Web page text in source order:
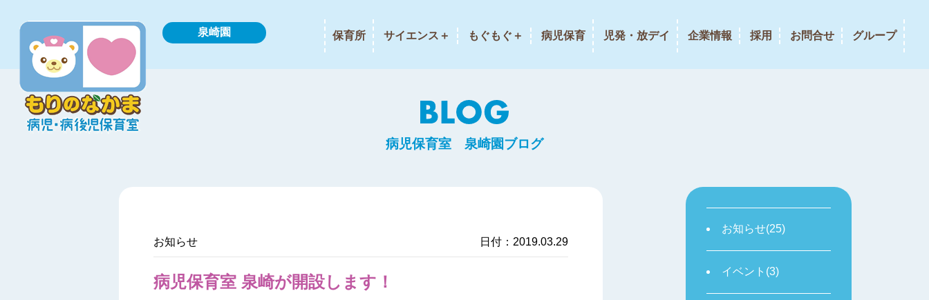
泉崎園 保育所 サイエンス＋ もぐもぐ＋ 病児保育 児発・放デイ 企業情報 採用 お問合せ グループ
病児保育室 泉崎園ブログ
お知らせ(25)
イベント(3)
お知らせ 日付：2019.03.29
病児保育室 泉崎が開設します！